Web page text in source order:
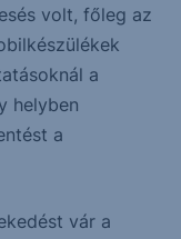
volt, főleg az
a
helyben
a
vár a